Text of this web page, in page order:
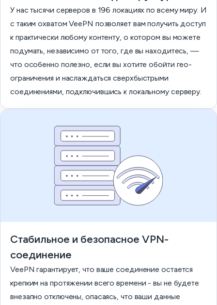
У нас тысячи серверов в 196 локациях по всему миру. И
с таким охватом VeePN позволяет вам получить доступ
к практически любому контенту, о котором вы можете
подумать, независимо от того, где вы находитесь, —
что особенно полезно, если вы хотите обойти гео-
ограничения и наслаждаться сверхбыстрыми
соединениями, подключившись к локальному серверу.
Стабильное и безопасное VPN-
соединение
VeePN гарантирует, что ваше соединение остается
крепким на протяжении всего времени - вы не будете
внезапно отключены, опасаясь, что ваши данные